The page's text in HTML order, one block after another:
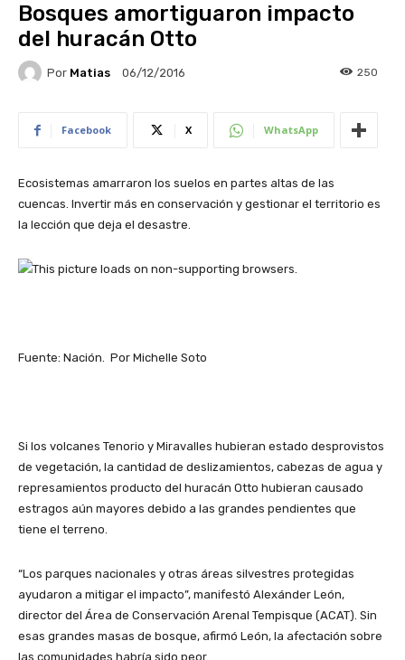
Bosques amortiguaron impacto
del huracán Otto
Por Matias 06/12/2016 250
Facebook X WhatsApp
Ecosistemas amarraron los suelos en partes altas de las
cuencas. Invertir más en conservación y gestionar el territorio es
la lección que deja el desastre.
Fuente: Nación. Por Michelle Soto
Si los volcanes Tenorio y Miravalles hubieran estado desprovistos
de vegetación, la cantidad de deslizamientos, cabezas de agua y
represamientos producto del huracán Otto hubieran causado
estragos aún mayores debido a las grandes pendientes que
tiene el terreno.
“Los parques nacionales y otras áreas silvestres protegidas
ayudaron a mitigar el impacto”, manifestó Alexánder León,
director del Área de Conservación Arenal Tempisque (ACAT). Sin
esas grandes masas de bosque, afirmó León, la afectación sobre
las comunidades habría sido peor.